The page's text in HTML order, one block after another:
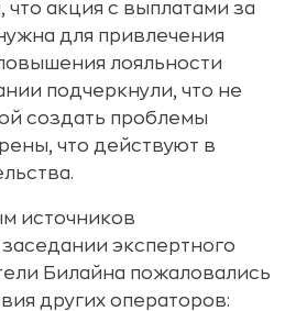
что акция с выплатами за
для привлечения
лояльности
подчеркнули, что не
создать проблемы
что действуют в
источников
экспертного
Билайна пожаловались
других операторов: